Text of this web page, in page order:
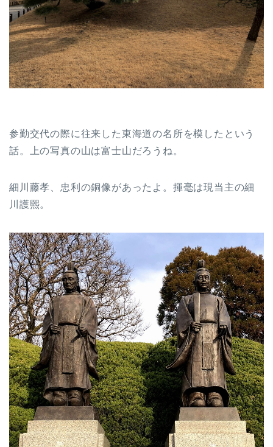
参勤交代の際に往来した東海道の名所を模したという
話。上の写真の山は富士山だろうね。
細川藤孝、忠利の銅像があったよ。揮毫は現当主の細
川護熙。